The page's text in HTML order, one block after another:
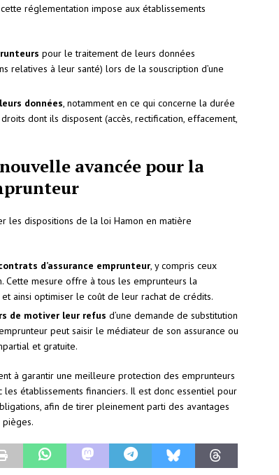
réglementation impose aux établissements
pour le traitement de leurs données
relatives à leur santé) lors de la souscription d’une
données, notamment en ce qui concerne la durée
dont ils disposent (accès, rectification, effacement,
avancée pour la
les dispositions de la loi Hamon en matière
d’assurance emprunteur, y compris ceux
Cette mesure offre à tous les emprunteurs la
ainsi optimiser le coût de leur rachat de crédits.
de motiver leur refus d’une demande de substitution
peut saisir le médiateur de son assurance ou
et gratuite.
à garantir une meilleure protection des emprunteurs
établissements financiers. Il est donc essentiel pour
afin de tirer pleinement parti des avantages